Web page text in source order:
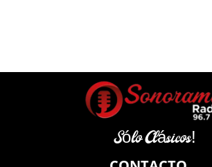
Sólo Clásicos!